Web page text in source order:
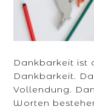
Dankbarkeit ist
Dankbarkeit.
Vollendung.
Worten